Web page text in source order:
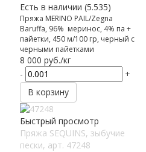
Есть в наличии (5.535)
Пряжа MERINO PAIL/Zegna
Baruffa, 96% меринос, 4% па +
пайетки, 450 м/100 гр, черный с
черными пайетками
8 000 руб./кг
-
+
В корзину
Быстрый просмотр
Пряжа SEQUINS, зыбучие
пески, арт. 47248